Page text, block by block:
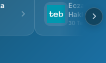
Eczacı
Hakkında
30 Tem 2026